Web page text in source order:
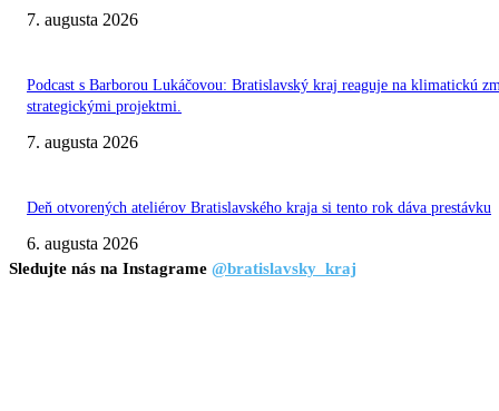
7. augusta 2026
Podcast s Barborou Lukáčovou: Bratislavský kraj reaguje na klimatickú
strategickými projektmi.
7. augusta 2026
Deň otvorených ateliérov Bratislavského kraja si tento rok dáva prestávku
6. augusta 2026
Sledujte nás na Instagrame @bratislavsky_kraj